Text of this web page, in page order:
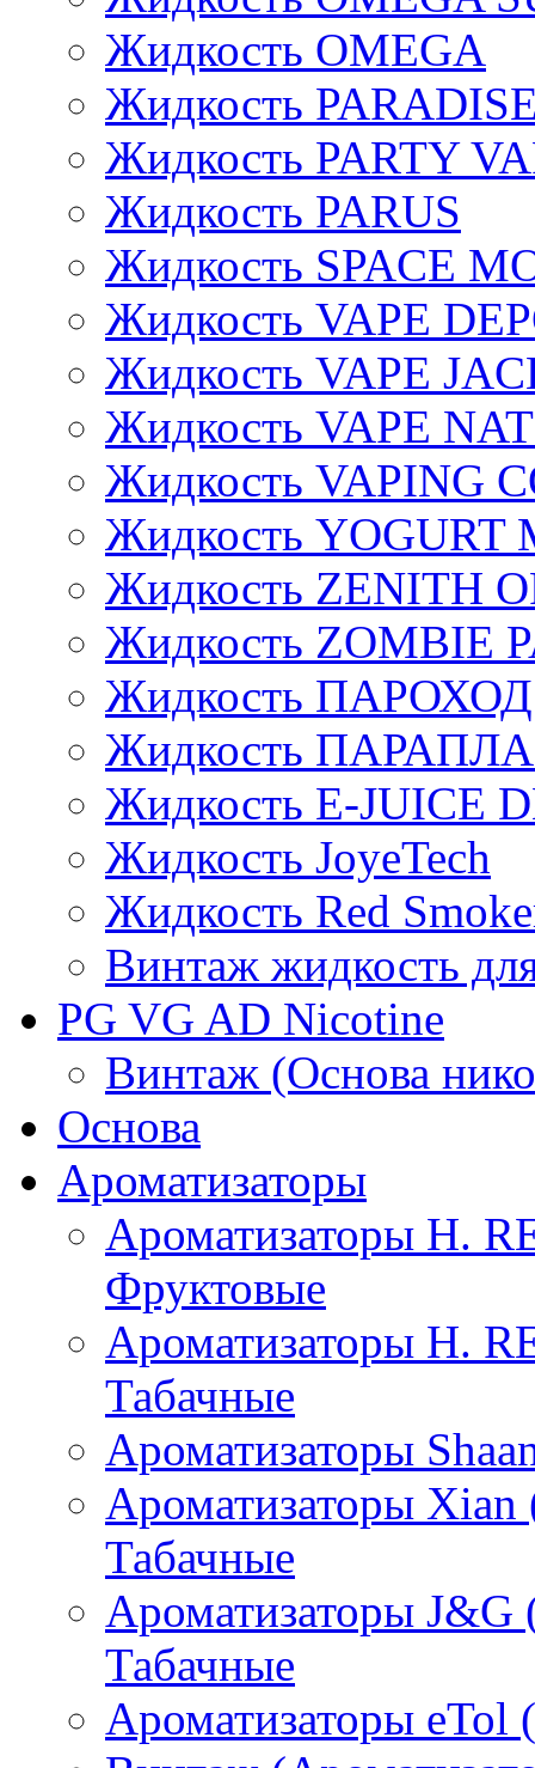
Жидкость OMEGA
Жидкость
Жидкость PARTY
Жидкость PARUS
Жидкость SPACE
Жидкость VAPE
Жидкость VAPE
Жидкость VAPE
Жидкость VAPING
Жидкость YOGURT
Жидкость ZENITH
Жидкость ZOMBIE
Жидкость ПАРОХОД
Жидкость
Жидкость E-JUIСE
Жидкость JoyeTech
Жидкость Red
Винтаж жидкость
PG VG AD Nicotine
Винтаж (Основа
Основа
Ароматизаторы
Ароматизаторы H.
Фруктовые
Ароматизаторы H.
Табачные
Ароматизаторы
Ароматизаторы
Табачные
Ароматизаторы
Табачные
Ароматизаторы eTol